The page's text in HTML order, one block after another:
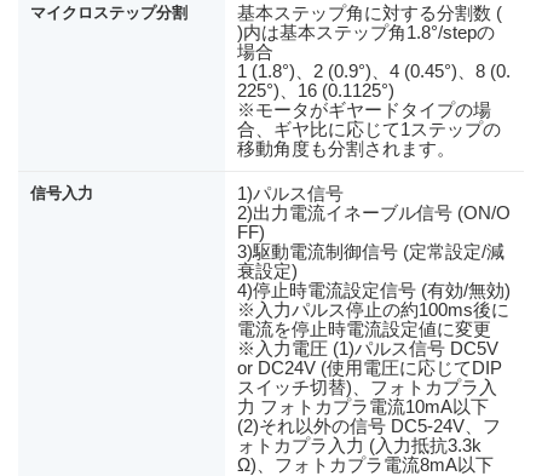
マイクロステップ分割
基本ステップ角に対する分割数 (
)内は基本ステップ角1.8°/stepの
場合
1 (1.8°)、2 (0.9°)、4 (0.45°)、8 (0.
225°)、16 (0.1125°)
※モータがギヤードタイプの場
合、ギヤ比に応じて1ステップの
移動角度も分割されます。
信号入力
1)パルス信号
2)出力電流イネーブル信号 (ON/O
FF)
3)駆動電流制御信号 (定常設定/減
衰設定)
4)停止時電流設定信号 (有効/無効)
※入力パルス停止の約100ms後に
電流を停止時電流設定値に変更
※入力電圧 (1)パルス信号 DC5V
or DC24V (使用電圧に応じてDIP
スイッチ切替)、フォトカプラ入
力 フォトカプラ電流10mA以下
(2)それ以外の信号 DC5-24V、フ
ォトカプラ入力 (入力抵抗3.3k
Ω)、フォトカプラ電流8mA以下